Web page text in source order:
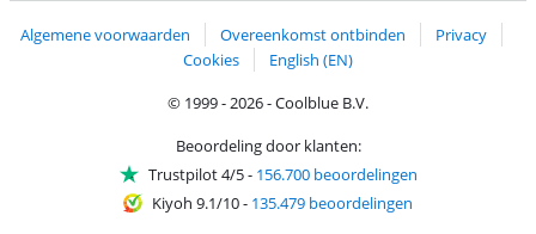
Algemene voorwaarden Overeenkomst ontbinden
Privacy
Cookies
English (EN)
© 1999 - 2026 - Coolblue B.V.
Beoordeling door klanten:
Trustpilot 4/5- 156.700 beoordelingen
Kiyoh 9.1/10- 135.479 beoordelingen